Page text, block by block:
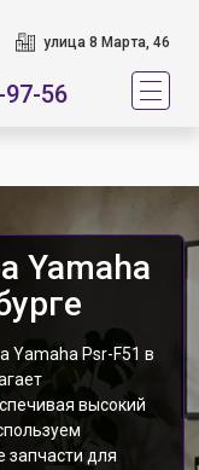
улица 8 Марта, 46
97-56
Yamaha
Yamaha Psr-F51 в
высокий
запчасти для